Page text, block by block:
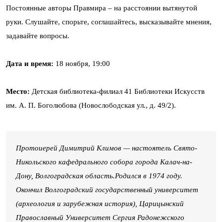
Постоянные авторы Правмира – на расстоянии вытянутой
руки. Слушайте, спорьте, соглашайтесь, высказывайте мнения,
задавайте вопросы.
Дата и время: 18 ноября, 19:00
Место: Детская библиотека-филиал 41 Библиотеки Искусств
им. А. П. Боголюбова (Новослободская ул., д. 49/2).
Протоиерей Димитрий Климов — настоятель Свято-
Никольского кафедрального собора города Калач-на-
Дону, Волгоградская область.Родился в 1974 году.
Окончил Волгоградский государственный университет
(археология и зарубежная история), Царицынский
Православный Университет Сергия Радонежского